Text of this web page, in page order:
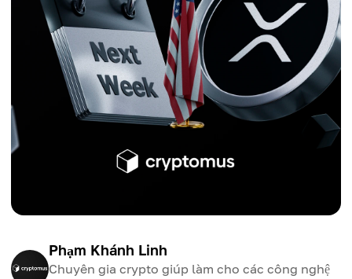
Phạm Khánh Linh
Chuyên gia crypto giúp làm cho các công nghệ